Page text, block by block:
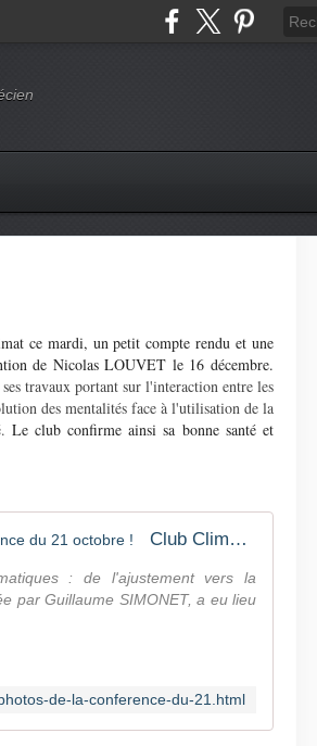
ce mardi, un petit compte rendu et une
de Nicolas LOUVET le 16 décembre.
travaux portant sur l'interaction entre les
des mentalités face à l'utilisation de la
Le club confirme ainsi sa bonne santé et
Club Climat d'Annecy: Quelques photos de la conférence du 21 octobre !
: de l'ajustement vers la
par Guillaume SIMONET, a eu lieu
de-la-conference-du-21.html